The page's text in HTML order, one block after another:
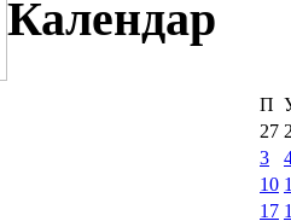
Календар
П
27
3
10
17